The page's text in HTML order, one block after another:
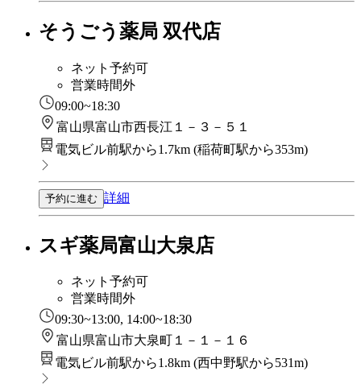
そうごう薬局 双代店
ネット予約可
営業時間外
09:00~18:30
富山県富山市西長江１－３－５１
電気ビル前駅から1.7km (稲荷町駅から353m)
予約に進む 詳細
スギ薬局富山大泉店
ネット予約可
営業時間外
09:30~13:00, 14:00~18:30
富山県富山市大泉町１－１－１６
電気ビル前駅から1.8km (西中野駅から531m)